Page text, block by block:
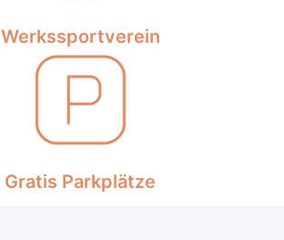
Werkssportverein
Gratis Parkplätze